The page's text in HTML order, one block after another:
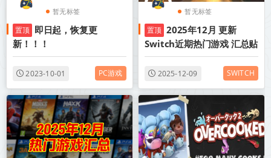
暂无标签
置顶 即日起，恢复更
新！！！
2023-10-01 PC游戏
暂无标签
置顶 2025年12月 更新
Switch近期热门游戏 汇总贴
2025-12-09 SWITCH